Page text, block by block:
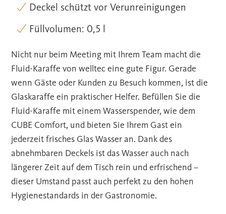
Deckel schützt vor Verunreinigungen
Füllvolumen: 0,5 l
Nicht nur beim Meeting mit Ihrem Team macht die
Fluid-Karaffe von welltec eine gute Figur. Gerade
wenn Gäste oder Kunden zu Besuch kommen, ist die
Glaskaraffe ein praktischer Helfer. Befüllen Sie die
Fluid-Karaffe mit einem Wasserspender, wie dem
CUBE Comfort, und bieten Sie Ihrem Gast ein
jederzeit frisches Glas Wasser an. Dank des
abnehmbaren Deckels ist das Wasser auch nach
längerer Zeit auf dem Tisch rein und erfrischend –
dieser Umstand passt auch perfekt zu den hohen
Hygienestandards in der Gastronomie.